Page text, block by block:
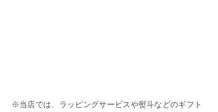
※当店では、ラッピングサービスや熨斗などのギフト